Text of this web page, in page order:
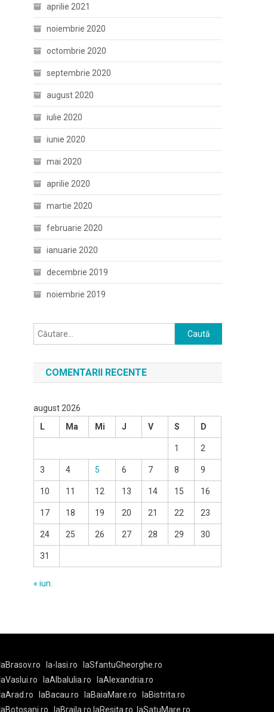
aprilie 2021
noiembrie 2020
octombrie 2020
septembrie 2020
august 2020
iulie 2020
iunie 2020
mai 2020
aprilie 2020
martie 2020
februarie 2020
ianuarie 2020
decembrie 2019
noiembrie 2019
Caută
după:
COMENTARII RECENTE
august 2026
L
Ma Mi J V S D
1 2
3 4 5 6 7 8 9
10 11 12 13 14 15 16
17 18 19 20 21 22 23
24 25 26 27 28 29 30
31
« iun.
laBrasov.ro la-Iasi.ro
laSfantuGheorghe.ro
laVaslui.ro
laAlbaIulia.ro
laAlexandria.ro
laArad.ro
laBacau.ro laBaiaMare.ro
laBistrita.ro
laBotosani.ro
laBraila.ro laResita.ro laSatuMare.ro